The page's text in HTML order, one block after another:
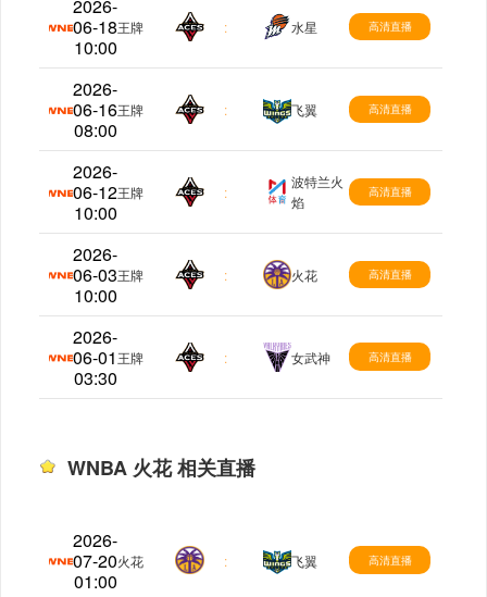
2026-
06-18
10:00
WNBA
王牌 : 水星 高清直播
2026-
06-16
08:00
WNBA
王牌 : 飞翼 高清直播
2026-
06-12
10:00
WNBA
王牌 :
波特兰火
焰
高清直播
2026-
06-03
10:00
WNBA
王牌 : 火花 高清直播
2026-
06-01
03:30
WNBA
王牌 : 女武神 高清直播
WNBA 火花 相关直播
2026-
07-20
01:00
WNBA
火花 : 飞翼 高清直播